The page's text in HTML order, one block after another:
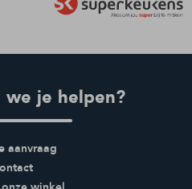
we je helpen?
aanvraag